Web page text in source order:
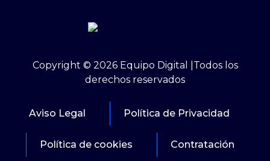
Copyright © 2026 Equipo Digital |Todos los
derechos reservados
Aviso Legal Política de Privacidad
Política de cookies Contratación